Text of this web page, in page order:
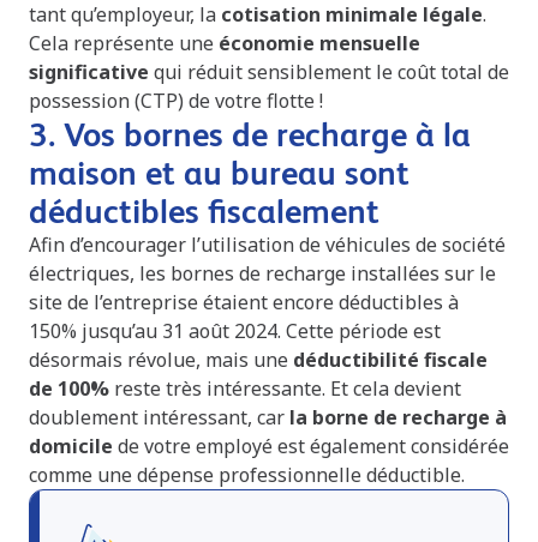
tant qu’employeur, la cotisation minimale légale.
Cela représente une économie mensuelle
significative qui réduit sensiblement le coût total de
possession (CTP) de votre flotte !
3. Vos bornes de recharge à la
maison et au bureau sont
déductibles fiscalement
Afin d’encourager l’utilisation de véhicules de société
électriques, les bornes de recharge installées sur le
site de l’entreprise étaient encore déductibles à
150% jusqu’au 31 août 2024. Cette période est
désormais révolue, mais une déductibilité fiscale
de 100% reste très intéressante. Et cela devient
doublement intéressant, car la borne de recharge à
domicile de votre employé est également considérée
comme une dépense professionnelle déductible.